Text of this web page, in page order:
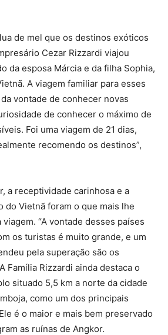
de mel que os destinos exóticos
Cezar Rizzardi viajou
da esposa Márcia e da filha Sophia,
A viagem familiar para esses
vontade de conhecer novas
de conhecer o máximo de
Foi uma viagem de 21 dias,
recomendo os destinos”,
a receptividade carinhosa e a
do Vietnã foram o que mais lhe
“A vontade desses países
os turistas é muito grande, e um
pela superação são os
Família Rizzardi ainda destaca o
situado 5,5 km a norte da cidade
como um dos principais
é o maior e mais bem preservado
as ruínas de Angkor.